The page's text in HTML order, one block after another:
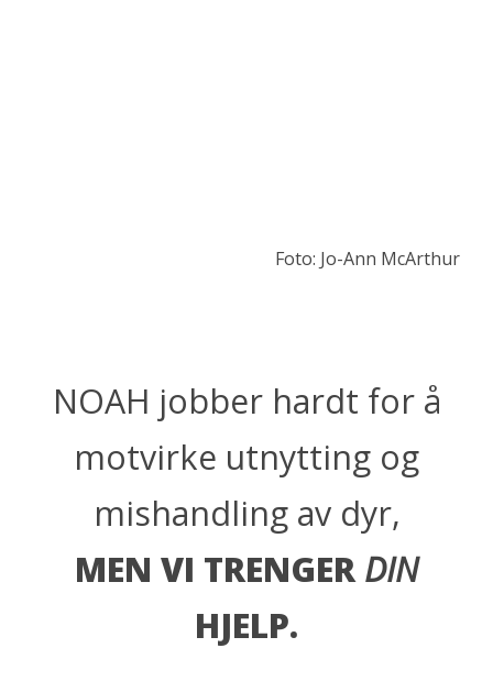
Foto: Jo-Ann McArthur
NOAH jobber hardt for å
motvirke utnytting og
mishandling av dyr,
MEN VI TRENGERDIN
HJELP.